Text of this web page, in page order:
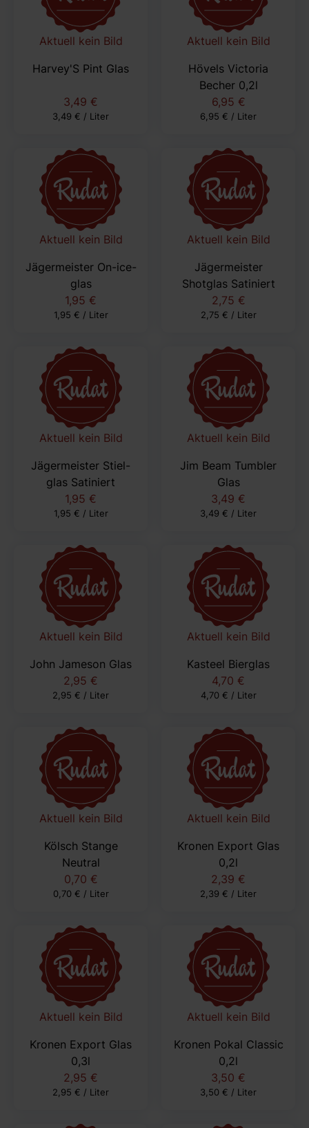
Aktuell kein Bild
Harvey'S Pint Glas
3,49 €
3,49 € / Liter
Aktuell kein Bild
Hövels Victoria
Becher 0,2l
6,95 €
6,95 € / Liter
Aktuell kein Bild
Jägermeister On-ice-
glas
1,95 €
1,95 € / Liter
Aktuell kein Bild
Jägermeister
Shotglas Satiniert
2,75 €
2,75 € / Liter
Aktuell kein Bild
Jägermeister Stiel-
glas Satiniert
1,95 €
1,95 € / Liter
Aktuell kein Bild
Jim Beam Tumbler
Glas
3,49 €
3,49 € / Liter
Aktuell kein Bild
John Jameson Glas
2,95 €
2,95 € / Liter
Aktuell kein Bild
Kasteel Bierglas
4,70 €
4,70 € / Liter
Aktuell kein Bild
Kölsch Stange
Neutral
0,70 €
0,70 € / Liter
Aktuell kein Bild
Kronen Export Glas
0,2l
2,39 €
2,39 € / Liter
Aktuell kein Bild
Kronen Export Glas
0,3l
2,95 €
2,95 € / Liter
Aktuell kein Bild
Kronen Pokal Classic
0,2l
3,50 €
3,50 € / Liter